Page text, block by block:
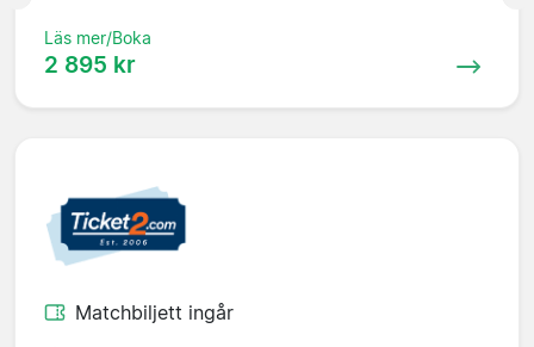
Läs mer/Boka
2 895 kr
Matchbiljett ingår